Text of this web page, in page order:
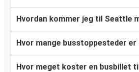
Hvordan kommer jeg til Seattle
Hvor mange busstoppesteder
Hvor meget koster en busbillet